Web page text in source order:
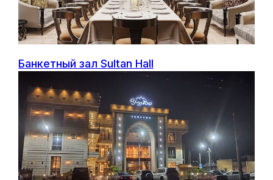
Банкетный зал Sultan Hall